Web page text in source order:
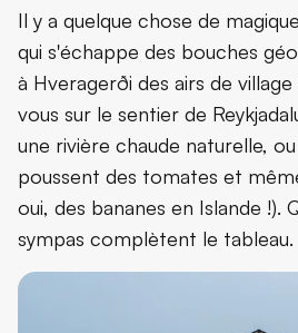
Il y a quelque chose de
qui s'échappe des bouches
à Hveragerði des airs de
vous sur le sentier de
une rivière chaude naturelle,
poussent des tomates et
oui, des bananes en Islande !).
sympas complètent le tableau.